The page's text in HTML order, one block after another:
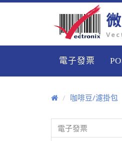
電子發票
咖啡豆/濾掛包
電子發票